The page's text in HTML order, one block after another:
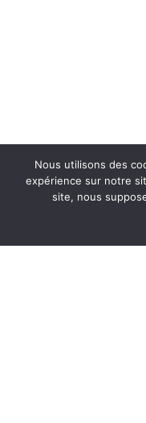
Nous utilisons des
expérience sur notre
site, nous